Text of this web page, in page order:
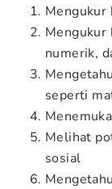
Mengukur
Mengukur
numerik,
seperti
Melihat
sosial